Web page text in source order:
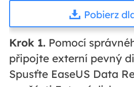
Pobierz
Krok 1.Pomocí
připojte externí pevný
Spusťte EaseUS Data